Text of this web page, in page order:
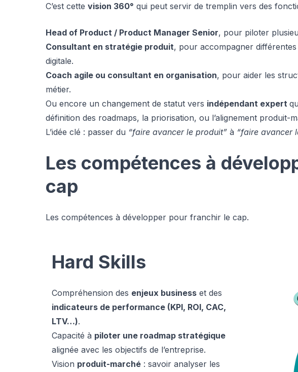
C’est cette vision 360° qui peut servir de tremplin vers des
Head of Product / Product Manager Senior, pour piloter
Consultant en stratégie produit, pour accompagner
digitale.
Coach agile ou consultant en organisation, pour aider les
métier.
Ou encore un changement de statut vers indépendant expert
définition des roadmaps, la priorisation, ou l’alignement produit-
L’idée clé : passer du “faire avancer le produit” à “faire avancer
Les compétences à
cap
Les compétences à développer pour franchir le cap.
Hard Skills
Compréhension des enjeux business et des
indicateurs de performance (KPI, ROI, CAC,
LTV…).
Capacité à piloter une roadmap stratégique
alignée avec les objectifs de l’entreprise.
Vision produit-marché : savoir analyser les